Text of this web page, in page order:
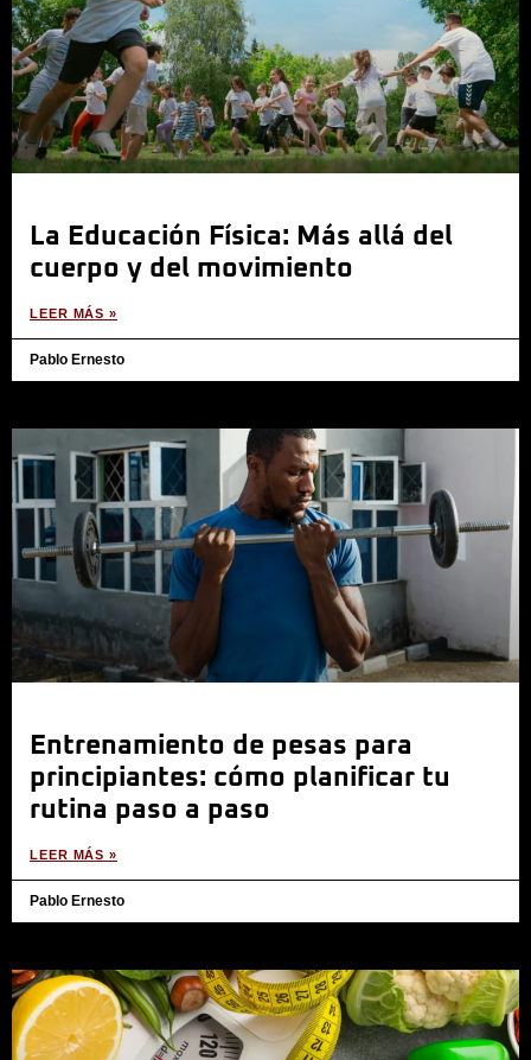
La Educación Física: Más allá del
cuerpo y del movimiento
LEER MÁS »
Pablo Ernesto
Entrenamiento de pesas para
principiantes: cómo planificar tu
rutina paso a paso
LEER MÁS »
Pablo Ernesto